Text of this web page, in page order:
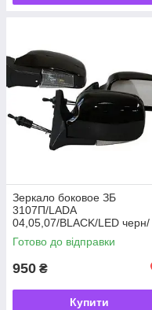
Зеркало боковое ЗБ
3107П/LADA
04,05,07/BLACK/LED черн/
пов (ЗБ 3107П BLACK/LED)
Готово до відправки
950 ₴
Купити